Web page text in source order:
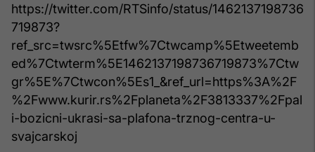
https://twitter.com/RTSinfo/status/1462137198736
719873?
ref_src=twsrc%5Etfw%7Ctwcamp%5Etweetemb
ed%7Ctwterm%5E1462137198736719873%7Ctw
gr%5E%7Ctwcon%5Es1_&ref_url=https%3A%2F
%2Fwww.kurir.rs%2Fplaneta%2F3813337%2Fpal
i-bozicni-ukrasi-sa-plafona-trznog-centra-u-
svajcarskoj